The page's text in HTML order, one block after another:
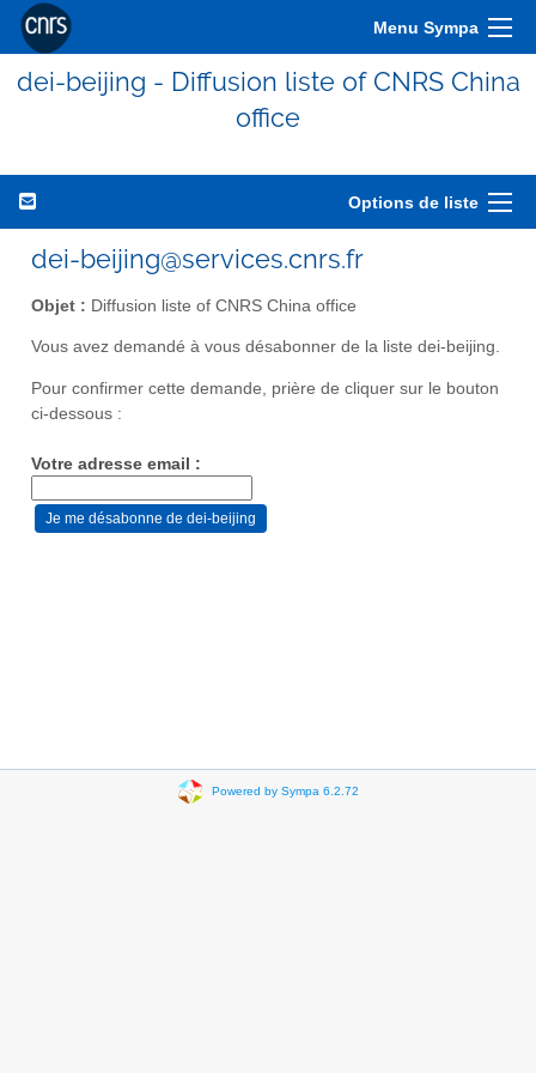
Menu Sympa
dei-beijing - Diffusion liste of CNRS China
office
Options de liste
dei-beijing@services.cnrs.fr
Objet : Diffusion liste of CNRS China office
Vous avez demandé à vous désabonner de la liste dei-beijing.
Pour confirmer cette demande, prière de cliquer sur le bouton
ci-dessous :
Votre adresse email :
Powered by Sympa 6.2.72